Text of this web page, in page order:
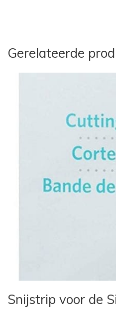
Gerelateerde
Snijstrip voor de